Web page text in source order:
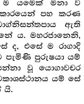
ම යමෙක් මනා ව
පහ කරණ
ඇති
ය. මහරජානෙනි,
ද, එසේ ම රාගාදි
පැමිණි පුරුෂයා යම්
වූ යොගාවචර
යම් සේ
යි.